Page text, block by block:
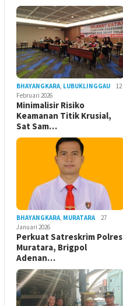
BHAYANGKARA LUBUKLINGGAU
12
Februari 2026
Minimalisir Risiko
Keamanan Titik Krusial,
Sat Sam…
BHAYANGKARA MURATARA
27
Januari 2026
Perkuat Satreskrim Polres
Muratara, Brigpol
Adenan…